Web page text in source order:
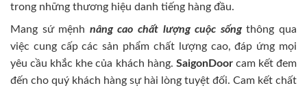
trong những thương hiệu danh tiếng hàng đầu.
Mang sứ mệnh nâng cao chất lượng cuộc sốngthông qua
việc cung cấp các sản phẩm chất lượng cao, đáp ứng mọi
yêu cầu khắc khe của khách hàng. SaigonDoorcam kết đem
đến cho quý khách hàng sự hài lòng tuyệt đối. Cam kết chất